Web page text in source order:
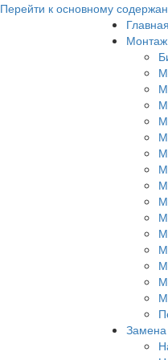
Перейти к основному
Главная
Замена